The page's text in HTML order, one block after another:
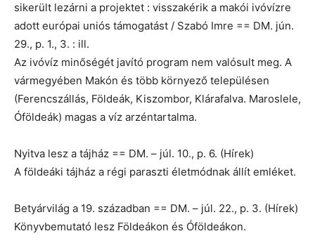
sikerült lezárni a projektet : visszakérik a makói ivóvízre
adott európai uniós támogatást / Szabó Imre == DM. jún.
29., p. 1., 3. : ill.
Az ivóvíz minőségét javító program nem valósult meg. A
vármegyében Makón és több környező településen
(Ferencszállás, Földeák, Kiszombor, Klárafalva. Maroslele,
Óföldeák) magas a víz arzéntartalma.
Nyitva lesz a tájház == DM. – júl. 10., p. 6. (Hírek)
A földeáki tájház a régi paraszti életmódnak állít emléket.
Betyárvilág a 19. században == DM. – júl. 22., p. 3. (Hírek)
Könyvbemutató lesz Földeákon és Óföldeákon.